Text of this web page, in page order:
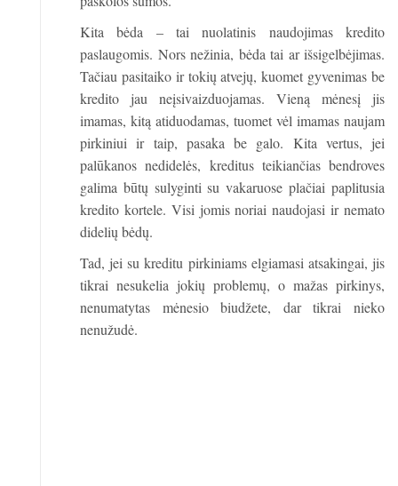
Kita bėda – tai nuolatinis naudojimas kredito
paslaugomis. Nors nežinia, bėda tai ar išsigelbėjimas.
Tačiau pasitaiko ir tokių atvejų, kuomet gyvenimas be
kredito jau neįsivaizduojamas. Vieną mėnesį jis
imamas, kitą atiduodamas, tuomet vėl imamas naujam
pirkiniui ir taip, pasaka be galo. Kita vertus, jei
palūkanos nedidelės, kreditus teikiančias bendroves
galima būtų sulyginti su vakaruose plačiai paplitusia
kredito kortele. Visi jomis noriai naudojasi ir nemato
didelių bėdų.
Tad, jei su kreditu pirkiniams elgiamasi atsakingai, jis
tikrai nesukelia jokių problemų, o mažas pirkinys,
nenumatytas mėnesio biudžete, dar tikrai nieko
nenužudė.